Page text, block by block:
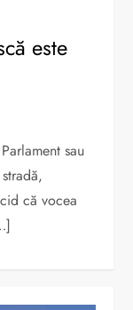
este
sau
că vocea